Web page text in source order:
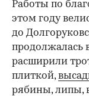
Работы по
этом году
до
продолжалась
расширили
плиткой,
рябины, липы,